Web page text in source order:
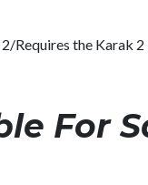
Requires the Karak 2
For